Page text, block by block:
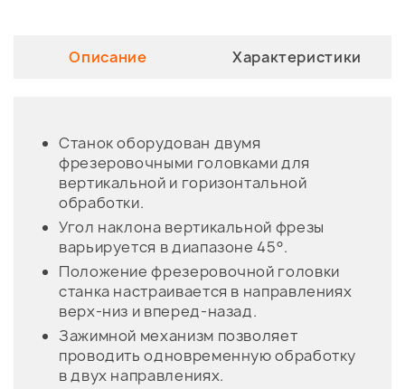
Описание Характеристики
Станок оборудован двумя
фрезеровочными головками для
вертикальной и горизонтальной
обработки.
Угол наклона вертикальной фрезы
варьируется в диапазоне 45°.
Положение фрезеровочной головки
станка настраивается в направлениях
верх-низ и вперед-назад.
Зажимной механизм позволяет
проводить одновременную обработку
в двух направлениях.